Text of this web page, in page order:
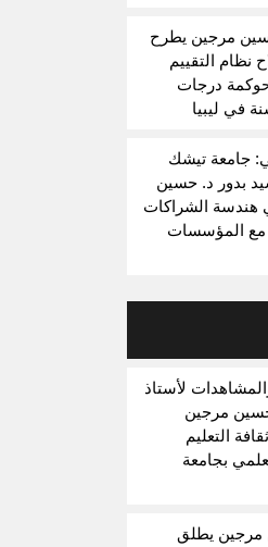
مرجين يطرح
نظام التقييم
درجات
في ليبيا
جامعة تيشك
بدور د. حسين
هندسة الشراكات
مع المؤسسات
لأستاذ
حسين مرجين
التعليم
بجامعة
مرجين يطلق